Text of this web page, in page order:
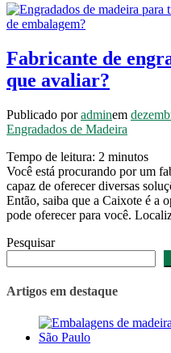
Fabricante de
que avaliar?
Publicado poradminem
Engradados de Madeira
Tempo de leitura: 2 minutos
Você está procurando por um
capaz de oferecer diversas
Então, saiba que a Caixote é a
pode oferecer para você.
Pesquisar
Artigos em destaque